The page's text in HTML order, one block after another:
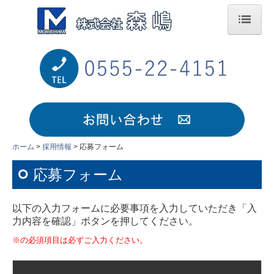
会社案内
サービス案内
施工実績
採用情報
採用情報-中途-（営業職）
採用情報-中途-（内装仕上げ工）
ホーム 採用情報 応募フォーム
応募フォーム
以下の入力フォームに必要事項を入力していただき「入
力内容を確認」ボタンを押してください。
※の必須項目は必ずご入力ください。